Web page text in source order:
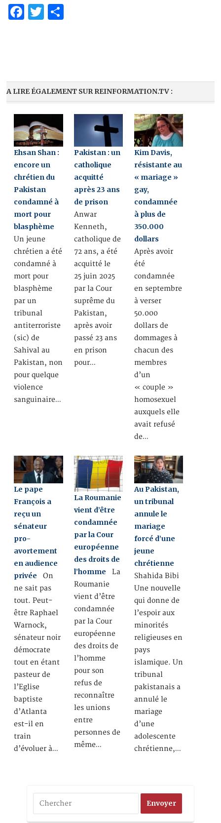
Facebook
Twitter
A LIRE ÉGALEMENT SUR REINFORMATION.TV :
Ehsan Shan :
encore un
chrétien du
Pakistan
condamné à
mort pour
blasphème
Un jeune
chrétien a été
condamné à
mort pour
blasphème
par un
tribunal
antiterroriste
(sic) de
Sahival au
Pakistan, non
pour quelque
violence
sanguinaire…
Pakistan : un
catholique
acquitté
après 23 ans
de prison
Anwar
Kenneth,
catholique de
72 ans, a été
acquitté le
25 juin 2025
par la Cour
suprême du
Pakistan,
après avoir
passé 23 ans
en prison
pour…
Kim Davis,
résistante au
« mariage »
gay,
condamnée
à plus de
350.000
dollars
Après avoir
été
condamnée
en septembre
à verser
50.000
dollars de
dommages à
chacun des
membres
d’un
« couple »
homosexuel
auxquels elle
avait refusé
de…
Le pape
François a
reçu un
sénateur
pro-
avortement
en audience
privée On
ne sait pas
tout. Peut-
être Raphael
Warnock,
sénateur noir
démocrate
tout en étant
pasteur de
l’Eglise
baptiste
d’Atlanta
est-il en
train
d’évoluer à…
La Roumanie
vient d’être
condamnée
par la Cour
européenne
des droits de
l’homme La
Roumanie
vient d’être
condamnée
par la Cour
européenne
des droits de
l’homme
pour son
refus de
reconnaître
les unions
entre
personnes de
même…
Au Pakistan,
un tribunal
annule le
mariage
forcé d’une
jeune
chrétienne
Shahida Bibi
Une nouvelle
qui donne de
l’espoir aux
minorités
religieuses en
pays
islamique. Un
tribunal
pakistanais a
annulé le
mariage
d’une
adolescente
chrétienne,…